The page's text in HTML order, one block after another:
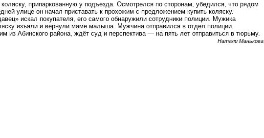
припаркованную у подъезда. Осмотрелся по сторонам, убедился, что рядом
улице он начал приставать к прохожим с предложением купить коляску.
искал покупателя, его самого обнаружили сотрудники полиции. Мужика
изъяли и вернули маме малыша. Мужчина отправился в отдел полиции.
из Абинского района, ждёт суд и перспектива — на пять лет отправиться в тюрьму.
Натали Манькова